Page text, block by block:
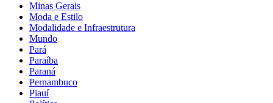
Minas Gerais
Moda e Estilo
Modalidade e Infraestrutura
Mundo
Pará
Paraíba
Paraná
Pernambuco
Piauí